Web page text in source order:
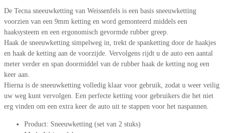
De Tecna sneeuwketting van Weissenfels is een basis sneeuwketting
voorzien van een 9mm ketting en word gemonteerd middels een
haaksysteem en een ergonomisch gevormde rubber greep.
Haak de sneeuwketting simpelweg in, trekt de spanketting door de haakjes
en haak de ketting aan de voorzijde. Vervolgens rijdt u de auto een aantal
meter verder en span doormiddel van de rubber haak de ketting nog een
keer aan.
Hierna is de sneeuwketting volledig klaar voor gebruik, zodat u weer veilig
uw weg kunt vervolgen. Een perfecte ketting voor gebruikers die het niet
erg vinden om een extra keer de auto uit te stappen voor het naspannen.
Product: Sneeuwketting (set van 2 stuks)